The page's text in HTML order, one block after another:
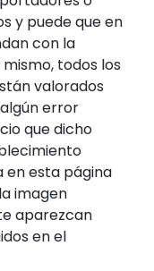
y puede que en
con la
todos los
valorados
error
que dicho
en esta página
imagen
aparezcan
en el